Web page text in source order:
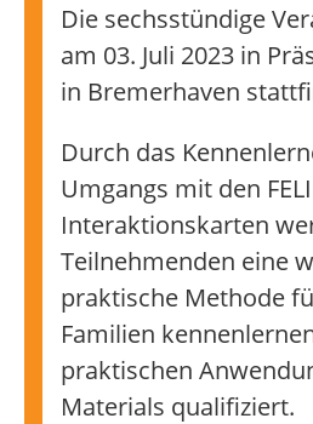
Die sechsstündige
am 03. Juli 2023 in
in Bremerhaven
Durch das
Umgangs mit den
Interaktionskarten
Teilnehmenden eine
praktische Methode
Familien
praktischen
Materials qualifiziert.